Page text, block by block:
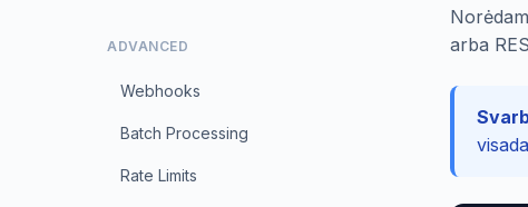
ADVANCED
Webhooks
Batch Processing
Rate Limits
arba